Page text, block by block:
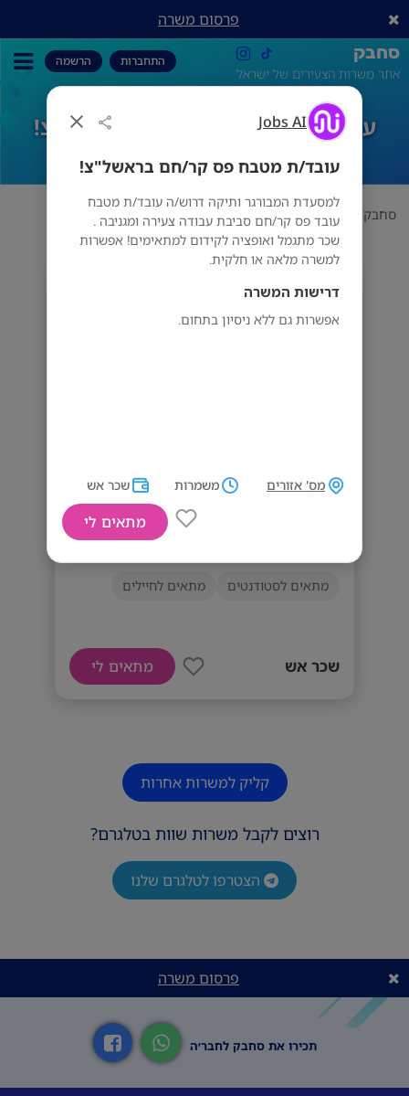
Jobs AI
עובד/ת מטבח פס קר/חם בראשל"צ!
למסעדת המבורגר ותיקה דרוש/ה עובד/ת מטבח
עובד פס קר/חם סביבת עבודה צעירה ומגניבה .
שכר מתגמל ואופציה לקידום למתאימים! אפשרות
למשרה מלאה או חלקית.
דרישות המשרה
אפשרות גם ללא ניסיון בתחום.
מס' אזורים משמרות שכר אש
מתאים לי
פרסום משרה
סחבק
אתר משרות הצעירים של ישראל
התחברות הרשמה
עובד/ת מטבח פס קר/חם בראשל"צ!
סחבק אוכל Jobs AI עובד/ת מטבח פס קר/חם בראשל"צ!
Jobs AI
מס' אזורים
עובד/ת מטבח פס קר/חם בראשל"צ!
מתאים לסטודנטים מתאים לחיילים
שכר אש מתאים לי
קליק למשרות אחרות
רוצים לקבל משרות שוות בטלגרם?
הצטרפו לטלגרם שלנו
פרסום משרה
תכירו את סחבק לחבר׳ה